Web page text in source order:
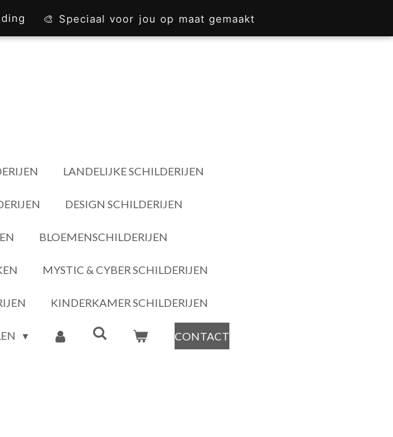
🎨 Speciaal voor jou op maat gemaakt
LANDELIJKE SCHILDERIJEN
DESIGN SCHILDERIJEN
BLOEMENSCHILDERIJEN
MYSTIC & CYBER SCHILDERIJEN
KINDERKAMER SCHILDERIJEN
CONTACT